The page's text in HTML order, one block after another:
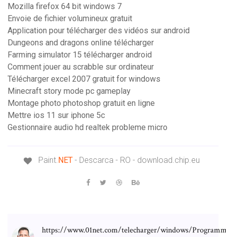
Mozilla firefox 64 bit windows 7
Envoie de fichier volumineux gratuit
Application pour télécharger des vidéos sur android
Dungeons and dragons online télécharger
Farming simulator 15 télécharger android
Comment jouer au scrabble sur ordinateur
Télécharger excel 2007 gratuit for windows
Minecraft story mode pc gameplay
Montage photo photoshop gratuit en ligne
Mettre ios 11 sur iphone 5c
Gestionnaire audio hd realtek probleme micro
Paint. NET - Descarca - RO - download.chip.eu
https://www.01net.com/telecharger/windows/